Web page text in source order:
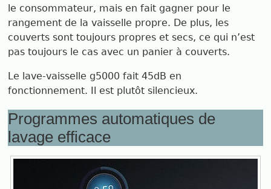
le consommateur, mais en fait gagner pour le
rangement de la vaisselle propre. De plus, les
couverts sont toujours propres et secs, ce qui n’est
pas toujours le cas avec un panier à couverts.
Le lave-vaisselle g5000 fait 45dB en
fonctionnement. Il est plutôt silencieux.
Programmes automatiques de
lavage efficace